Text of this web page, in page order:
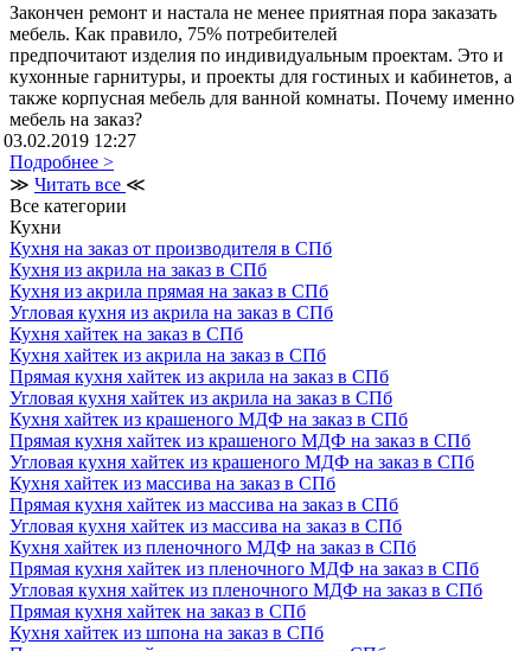
Закончен ремонт и настала не менее приятная пора заказать
мебель. Как правило, 75% потребителей
предпочитают изделия по индивидуальным проектам. Это и
кухонные гарнитуры, и проекты для гостиных и кабинетов, а
также корпусная мебель для ванной комнаты. Почему именно
мебель на заказ?
03.02.2019 12:27
Подробнее >
≫ Читать все ≪
Все категории
Кухни
Кухня на заказ от производителя в СПб
Кухня из акрила на заказ в СПб
Кухня из акрила прямая на заказ в СПб
Угловая кухня из акрила на заказ в СПб
Кухня хайтек на заказ в СПб
Кухня хайтек из акрила на заказ в СПб
Прямая кухня хайтек из акрила на заказ в СПб
Угловая кухня хайтек из акрила на заказ в СПб
Кухня хайтек из крашеного МДФ на заказ в СПб
Прямая кухня хайтек из крашеного МДФ на заказ в СПб
Угловая кухня хайтек из крашеного МДФ на заказ в СПб
Кухня хайтек из массива на заказ в СПб
Прямая кухня хайтек из массива на заказ в СПб
Угловая кухня хайтек из массива на заказ в СПб
Кухня хайтек из пленочного МДФ на заказ в СПб
Прямая кухня хайтек из пленочного МДФ на заказ в СПб
Угловая кухня хайтек из пленочного МДФ на заказ в СПб
Прямая кухня хайтек на заказ в СПб
Кухня хайтек из шпона на заказ в СПб